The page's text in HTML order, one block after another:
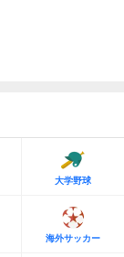
大学野球
海外サッカー